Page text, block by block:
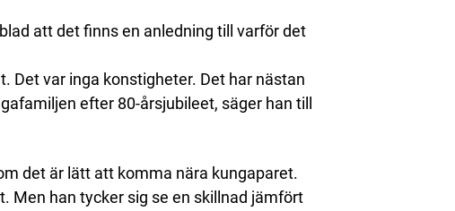
att det finns en anledning till varför det
Det var inga konstigheter. Det har nästan
efter 80-årsjubileet, säger han till
det är lätt att komma nära kungaparet.
Men han tycker sig se en skillnad jämfört